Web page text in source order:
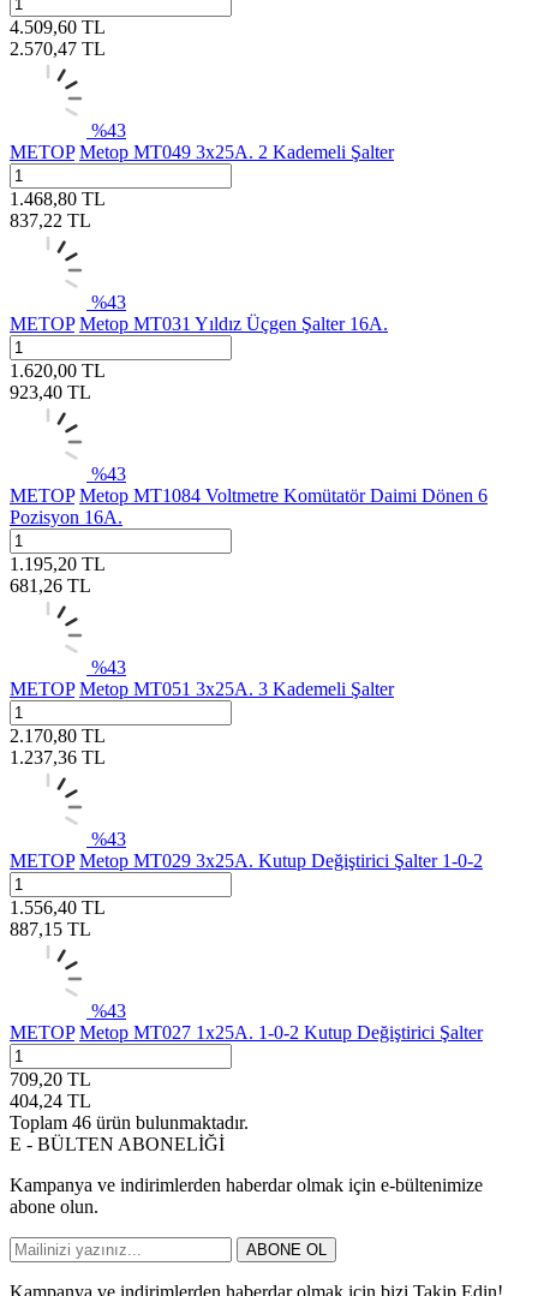
4.509,60 TL
2.570,47 TL
%43
METOP Metop MT049 3x25A. 2 Kademeli Şalter
1.468,80 TL
837,22 TL
%43
METOP Metop MT031 Yıldız Üçgen Şalter 16A.
1.620,00 TL
923,40 TL
%43
METOP Metop MT1084 Voltmetre Komütatör Daimi Dönen 6
Pozisyon 16A.
1.195,20 TL
681,26 TL
%43
METOP Metop MT051 3x25A. 3 Kademeli Şalter
2.170,80 TL
1.237,36 TL
%43
METOP Metop MT029 3x25A. Kutup Değiştirici Şalter 1-0-2
1.556,40 TL
887,15 TL
%43
METOP Metop MT027 1x25A. 1-0-2 Kutup Değiştirici Şalter
709,20 TL
404,24 TL
Toplam 46 ürün bulunmaktadır.
E - BÜLTEN ABONELİĞİ
Kampanya ve indirimlerden haberdar olmak için e-bültenimize
abone olun.
ABONE OL
Kampanya ve indirimlerden haberdar olmak için bizi Takip Edin!